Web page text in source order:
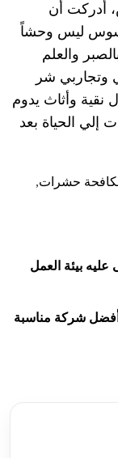
أدركت أن
ليس وحشاً
والعلم
وتجاربي شر
نقية وأثاث يدوم
إلي الحياة بعد
حشرات,
بيئة العمل
شركة مناسبة